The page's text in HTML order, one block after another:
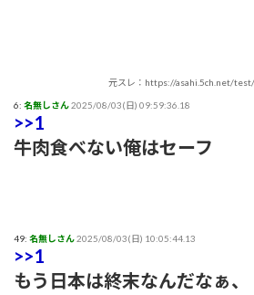
元スレ：https://asahi.5ch.net/
6: 名無しさん2025/08/03(日) 09:59:36.18
>>1
牛肉食べない俺はセーフ
49: 名無しさん2025/08/03(日) 10:05:44.13
>>1
もう日本は終末なんだなぁ、